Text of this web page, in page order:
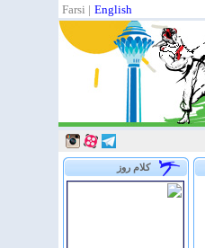
Farsi | English
کلام روز